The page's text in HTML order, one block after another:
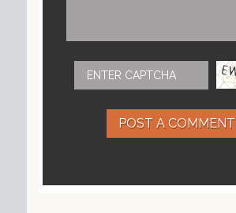
POST A COMMENT